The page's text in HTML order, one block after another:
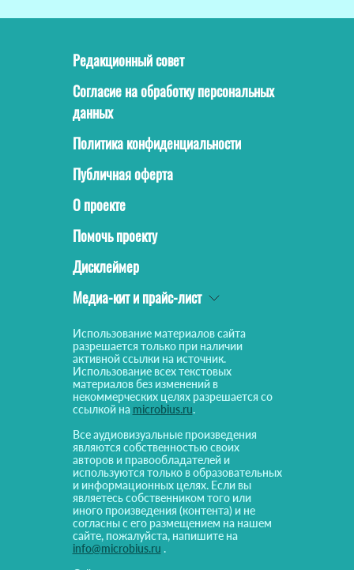
Редакционный совет
Согласие на обработку персональных
данных
Политика конфиденциальности
Публичная оферта
О проекте
Помочь проекту
Дисклеймер
Медиа-кит и прайс-лист
Использование материалов сайта
разрешается только при наличии
активной ссылки на источник.
Использование всех текстовых
материалов без изменений в
некоммерческих целях разрешается со
ссылкой на microbius.ru.
Все аудиовизуальные произведения
являются собственностью своих
авторов и правообладателей и
используются только в образовательных
и информационных целях. Если вы
являетесь собственником того или
иного произведения (контента) и не
согласны с его размещением на нашем
сайте, пожалуйста, напишите на
info@microbius.ru .